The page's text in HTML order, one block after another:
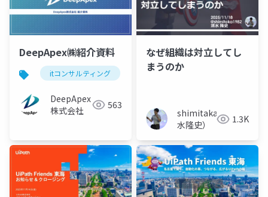
DeepApex㈱紹介資料
itコンサルティング 企業支援
DeepApex
株式会社
563
なぜ組織は対立してし
まうのか
shimitaka（清
水隆史）
1.3K